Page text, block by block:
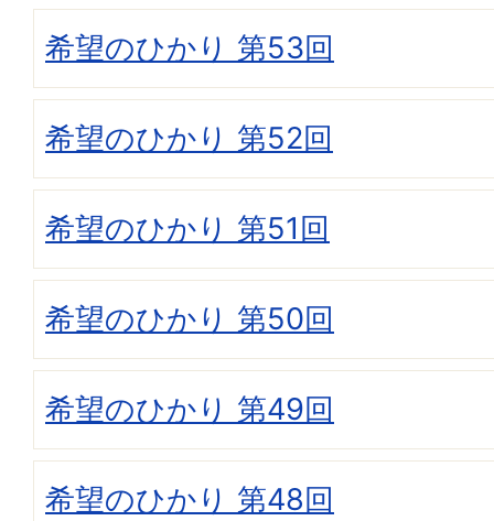
希望のひかり 第53回
希望のひかり 第52回
希望のひかり 第51回
希望のひかり 第50回
希望のひかり 第49回
希望のひかり 第48回